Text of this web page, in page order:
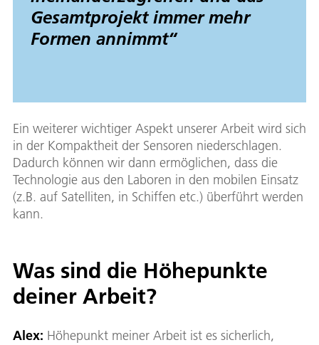
Gesamtprojekt immer mehr
Formen annimmt“
Ein weiterer wichtiger Aspekt unserer Arbeit wird sich
in der Kompaktheit der Sensoren niederschlagen.
Dadurch können wir dann ermöglichen, dass die
Technologie aus den Laboren in den mobilen Einsatz
(z.B. auf Satelliten, in Schiffen etc.) überführt werden
kann.
Was sind die Höhepunkte
deiner Arbeit?
Alex: Höhepunkt meiner Arbeit ist es sicherlich,